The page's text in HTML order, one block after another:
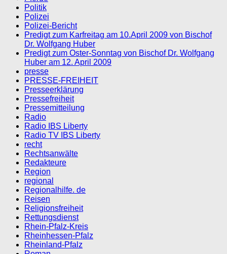
Politik
Polizei
Polizei-Bericht
Predigt zum Karfreitag am 10.April 2009 von Bischof
Dr. Wolfgang Huber
Predigt zum Oster-Sonntag von Bischof Dr. Wolfgang
Huber am 12. April 2009
presse
PRESSE-FREIHEIT
Presseerklärung
Pressefreiheit
Pressemitteilung
Radio
Radio IBS Liberty
Radio TV IBS Liberty
recht
Rechtsanwälte
Redakteure
Region
regional
Regionalhilfe. de
Reisen
Religionsfreiheit
Rettungsdienst
Rhein-Pfalz-Kreis
Rheinhessen-Pfalz
Rheinland-Pfalz